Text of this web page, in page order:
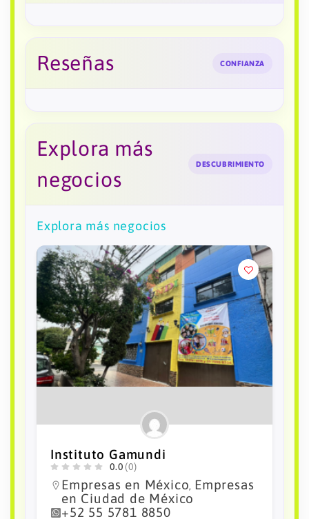
Reseñas CONFIANZA
Explora más
negocios
DESCUBRIMIENTO
Explora más negocios
Instituto Gamundi
0.0 (0)
Empresas en México, Empresas
en Ciudad de México
+52 55 5781 8850